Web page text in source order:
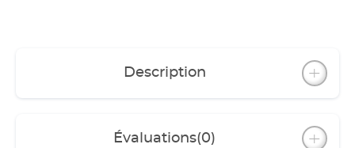
Description
Évaluations(0)